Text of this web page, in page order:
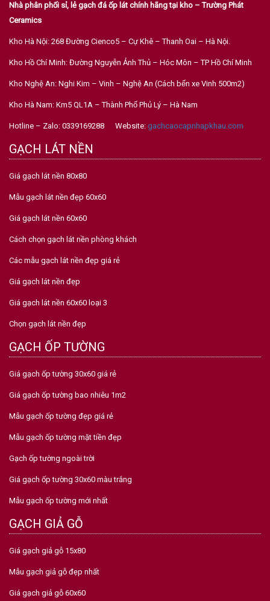
Nhà phân phối sỉ, lẻ gạch đá ốp lát chính hãng tại kho – Trường Phát
Ceramics
Kho Hà Nội: 268 Đường Cienco5 – Cự Khê – Thanh Oai – Hà Nội.
Kho Hồ Chí Minh: Đường Nguyễn Ảnh Thủ – Hóc Môn – TP Hồ Chí Minh
Kho Nghệ An: Nghi Kim – Vinh – Nghệ An (Cách bến xe Vinh 500m2)
Kho Hà Nam: Km5 QL1A – Thành Phố Phủ Lý – Hà Nam
Hotline – Zalo: 0339169288 Website: gachcaocapnhapkhau.com
GẠCH LÁT NỀN
Giá gạch lát nền 80x80
Mẫu gạch lát nền đẹp 60x60
Giá gạch lát nền 60x60
Cách chọn gạch lát nền phòng khách
Các mẫu gạch lát nền đẹp giá rẻ
Giá gạch lát nền đẹp
Giá gạch lát nền 60x60 loại 3
Chọn gạch lát nền đẹp
GẠCH ỐP TƯỜNG
Giá gạch ốp tường 30x60 giá rẻ
Giá gạch ốp tường bao nhiêu 1m2
Mẫu gạch ốp tường đẹp giá rẻ
Mẫu gạch ốp tường mặt tiền đẹp
Gạch ốp tường ngoài trời
Giá gạch ốp tường 30x60 màu trắng
Mẫu gạch ốp tường mới nhất
GẠCH GIẢ GỖ
Giá gạch giả gỗ 15x80
Mẫu gạch giả gỗ đẹp nhất
Giá gạch giả gỗ 60x60